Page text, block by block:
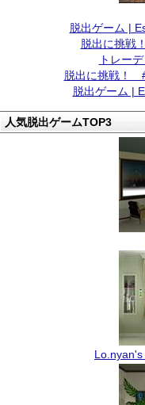
脱出ゲーム |
脱出に挑戦
トレー
脱出に挑戦！
脱出ゲーム |
人気脱出ゲームTOP3